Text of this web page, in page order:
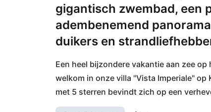
gigantisch zwembad, een
adembenemend
duikers en
Een heel bijzondere vakantie aan zee
welkom in onze villa "Vista Imperiale"
met 5 sterren bevindt zich op een
Imperiale, dat vooral bekend is bij